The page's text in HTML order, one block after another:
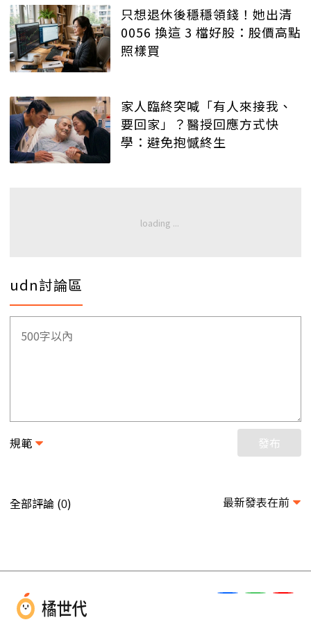
只想退休後穩穩領錢！她出清
0056 換這 3 檔好股：股價高點
照樣買
家人臨終突喊「有人來接我、
要回家」？醫授回應方式快
學：避免抱憾終生
udn討論區
規範 發布
全部評論 (0) 最新發表在前